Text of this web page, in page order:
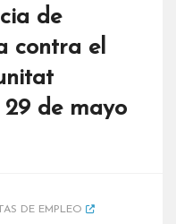
de
contra el
de mayo
DE EMPLEO